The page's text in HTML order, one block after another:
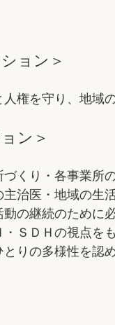
ョン＞
人権を守り、地域
ン＞
づくり・各事業所
主治医・地域の生
動の継続のために
・ＳＤＨの視点を
とりの多様性を認